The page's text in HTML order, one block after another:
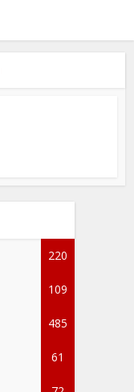
220
109
485
61